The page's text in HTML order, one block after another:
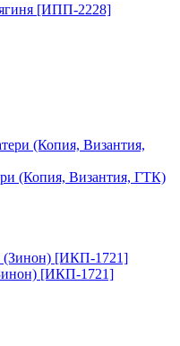
[ИПП-2228]
(Копия, Византия, ГТК)
[ИКП-1721]